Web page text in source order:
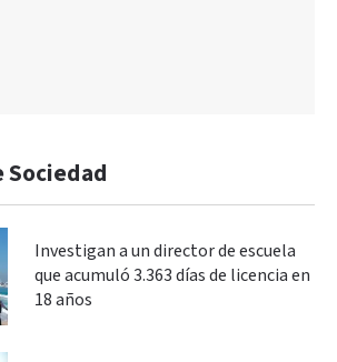
Sociedad
Investigan a un director de escuela
que acumuló 3.363 días de licencia en
18 años